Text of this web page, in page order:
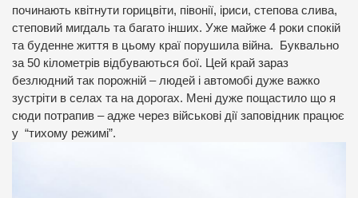
починають квітнути горицвіти, півонії, іриси, степова слива,
степовий мигдаль та багато інших. Уже майже 4 роки спокій
та буденне життя в цьому краї порушила війна. Буквально
за 50 кілометрів відбуваються бої. Цей край зараз
безлюдний так порожній – людей і автомобі дуже важко
зустріти в селах та на дорогах. Мені дуже пощастило що я
сюди потрапив – адже через військові дії заповідник працює
у “тихому режимі”.